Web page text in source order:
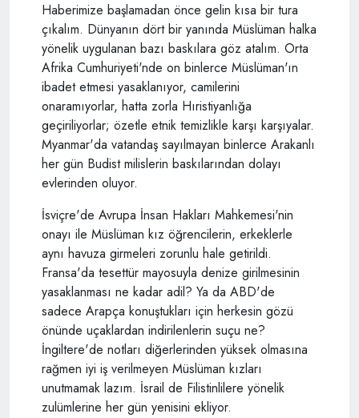
Haberimize başlamadan önce gelin kısa bir tura
çıkalım. Dünyanın dört bir yanında Müslüman halka
yönelik uygulanan bazı baskılara göz atalım. Orta
Afrika Cumhuriyeti'nde on binlerce Müslüman'ın
ibadet etmesi yasaklanıyor, camilerini
onaramıyorlar, hatta zorla Hıristiyanlığa
geçiriliyorlar; özetle etnik temizlikle karşı karşıyalar.
Myanmar'da vatandaş sayılmayan binlerce Arakanlı
her gün Budist milislerin baskılarından dolayı
evlerinden oluyor.
İsviçre'de Avrupa İnsan Hakları Mahkemesi'nin
onayı ile Müslüman kız öğrencilerin, erkeklerle
aynı havuza girmeleri zorunlu hale getirildi.
Fransa'da tesettür mayosuyla denize girilmesinin
yasaklanması ne kadar adil? Ya da ABD'de
sadece Arapça konuştukları için herkesin gözü
önünde uçaklardan indirilenlerin suçu ne?
İngiltere'de notları diğerlerinden yüksek olmasına
rağmen iyi iş verilmeyen Müslüman kızları
unutmamak lazım. İsrail de Filistinlilere yönelik
zulümlerine her gün yenisini ekliyor.